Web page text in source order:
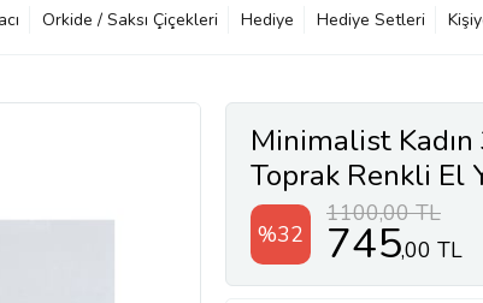
Orkide / Saksı Çiçekleri Hediye Hediye Setleri
Minimalist
Toprak Renkli El
Saksı Hediyelik
%32
1100,00 TL
745,00 TL